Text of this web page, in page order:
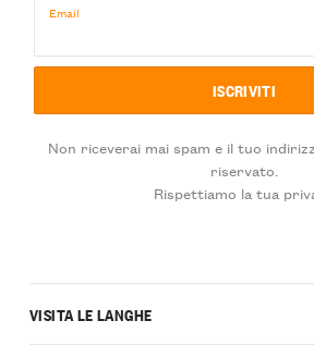
Email
Non riceverai mai spam e il tuo
riservato.
Rispettiamo la tua
VISITA LE LANGHE